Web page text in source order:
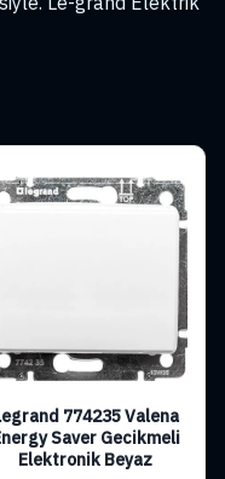
774235 Valena
Saver Gecikmeli
Elektronik Beyaz